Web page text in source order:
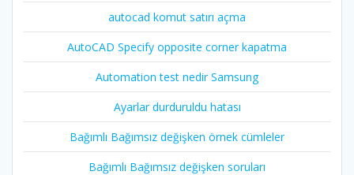
autocad komut satırı açma
AutoCAD Specify opposite corner kapatma
Automation test nedir Samsung
Ayarlar durduruldu hatası
Bağımlı Bağımsız değişken örnek cümleler
Bağımlı Bağımsız değişken soruları